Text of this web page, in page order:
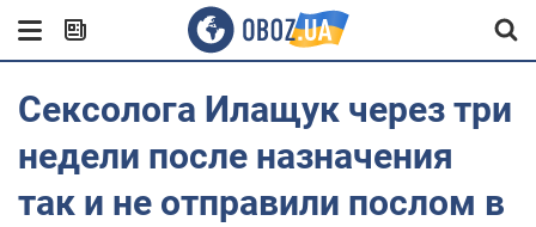
Сексолога Илащук через три
недели после назначения
так и не отправили послом в